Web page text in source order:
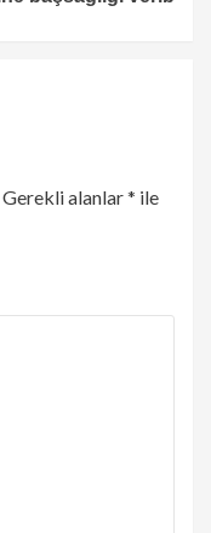
Gerekli alanlar* ile